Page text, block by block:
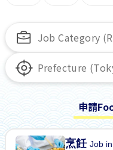
申請
烹飪Job in